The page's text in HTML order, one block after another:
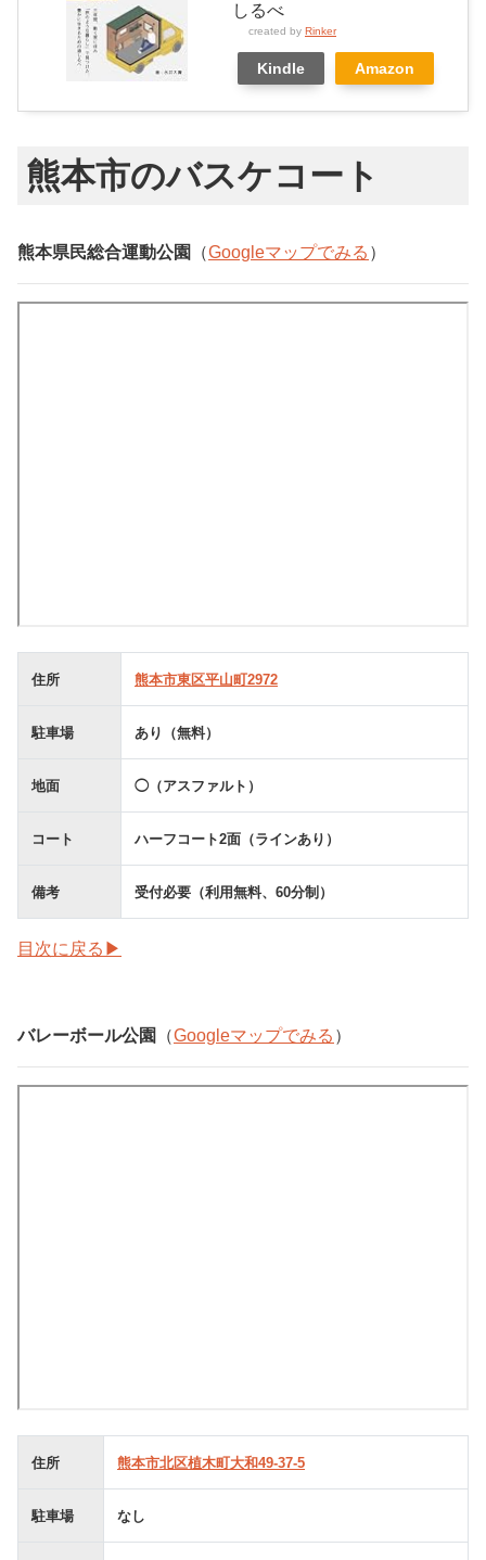
しるべ
created by Rinker
Kindle Amazon
熊本市のバスケコート
熊本県民総合運動公園 （Googleマップでみる ）
住所 熊本市東区平山町2972
駐車場 あり（無料）
地面 ◯（アスファルト）
コート ハーフコート2面（ラインあり）
備考 受付必要（利用無料、60分制）
目次に戻る▶
バレーボール公園 （Googleマップでみる ）
住所 熊本市北区植木町大和49-37-5
駐車場 なし